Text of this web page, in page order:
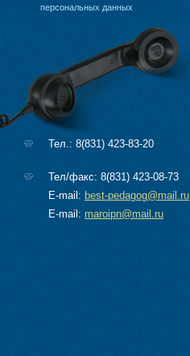
персональных данных
Тел.: 8(831) 423-83-20
Тел/факс: 8(831) 423-08-73
E-mail: best-pedagog@mail.ru
E-mail: maroipn@mail.ru